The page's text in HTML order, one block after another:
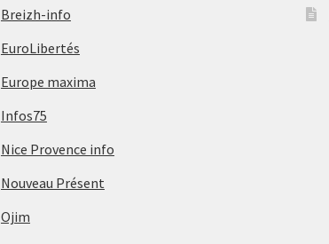
Breizh-info
EuroLibertés
Europe maxima
Infos75
Nice Provence info
Nouveau Présent
Ojim